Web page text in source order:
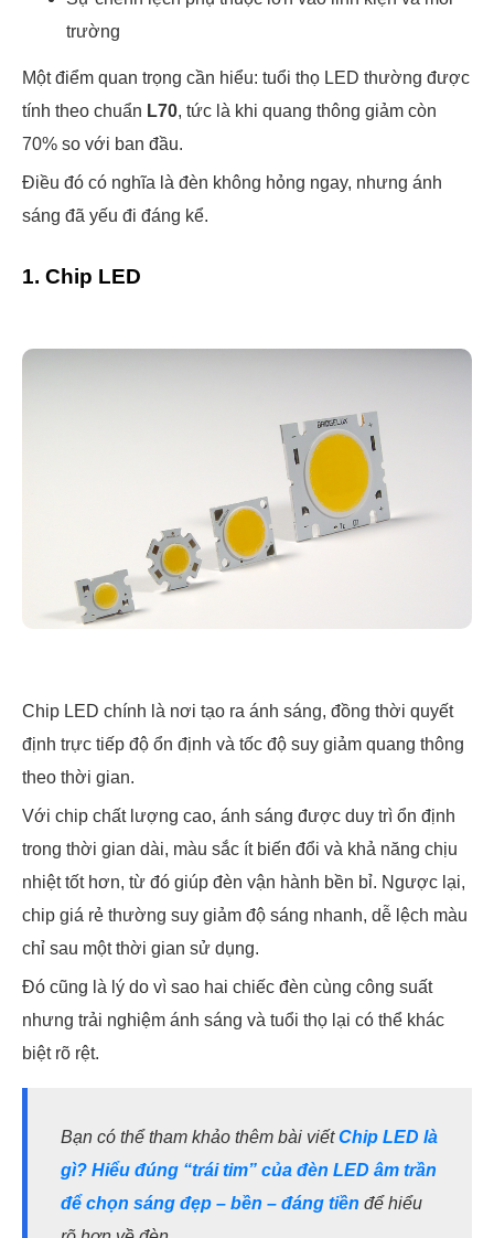
trường
Một điểm quan trọng cần hiểu: tuổi thọ LED thường được
tính theo chuẩn L70, tức là khi quang thông giảm còn
70% so với ban đầu.
Điều đó có nghĩa là đèn không hỏng ngay, nhưng ánh
sáng đã yếu đi đáng kể.
1. Chip LED
Chip LED chính là nơi tạo ra ánh sáng, đồng thời quyết
định trực tiếp độ ổn định và tốc độ suy giảm quang thông
theo thời gian.
Với chip chất lượng cao, ánh sáng được duy trì ổn định
trong thời gian dài, màu sắc ít biến đổi và khả năng chịu
nhiệt tốt hơn, từ đó giúp đèn vận hành bền bỉ. Ngược lại,
chip giá rẻ thường suy giảm độ sáng nhanh, dễ lệch màu
chỉ sau một thời gian sử dụng.
Đó cũng là lý do vì sao hai chiếc đèn cùng công suất
nhưng trải nghiệm ánh sáng và tuổi thọ lại có thể khác
biệt rõ rệt.
Bạn có thể tham khảo thêm bài viếtChip LED là
gì? Hiểu đúng “trái tim” của đèn LED âm trần
để chọn sáng đẹp – bền – đáng tiền để hiểu